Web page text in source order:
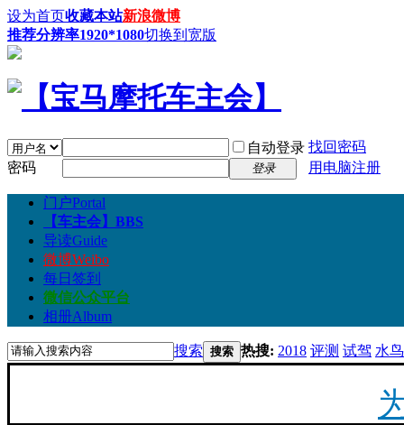
设为首页收藏本站新浪微博
推荐分辨率1920*1080切换到宽版
自动登录 找回密码
密码
登录 用电脑注册
门户Portal
【车主会】 BBS
导读Guide
微博Weibo
每日签到
微信公众平台
相册Album
搜索 搜索 热搜: 2018 评测 试驾 水鸟